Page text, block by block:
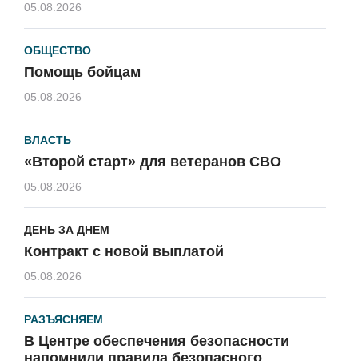
05.08.2026
ОБЩЕСТВО
Помощь бойцам
05.08.2026
ВЛАСТЬ
«Второй старт» для ветеранов СВО
05.08.2026
ДЕНЬ ЗА ДНЕМ
Контракт с новой выплатой
05.08.2026
РАЗЪЯСНЯЕМ
В Центре обеспечения безопасности
напомнили правила безопасного